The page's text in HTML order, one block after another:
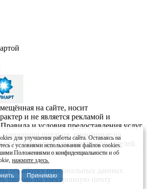
для улучшения работы сайта. Оставаясь на
с условиями использования файлов cookies.
Положениями о конфиденциальности и об
нажмите здесь.
Принимаю
на сайте, носит
и не является рекламой и
и условия предоставления услуг
концепция питания, описанные на
по решению администрации отелей.
без письменного согласия
на обработку персональных данных
письмо на электронную почту